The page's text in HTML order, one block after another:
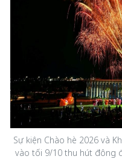
Sự kiện Chào hè 2026 và
vào tối 9/10 thu hút đông